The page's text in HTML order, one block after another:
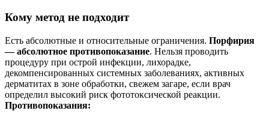
Кому метод не подходит
Есть абсолютные и относительные ограничения. Порфирия
— абсолютное противопоказание. Нельзя проводить
процедуру при острой инфекции, лихорадке,
декомпенсированных системных заболеваниях, активных
дерматитах в зоне обработки, свежем загаре, если врач
определил высокий риск фототоксической реакции.
Противопоказания: